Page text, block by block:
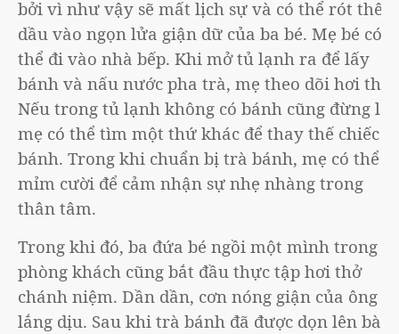
bởi vì như vậy sẽ mất lịch sự và có thể rót thêm
dầu vào ngọn lửa giận dữ của ba bé. Mẹ bé có
thể đi vào nhà bếp. Khi mở tủ lạnh ra để lấy
bánh và nấu nước pha trà, mẹ theo dõi hơi thở.
Nếu trong tủ lạnh không có bánh cũng đừng lo,
mẹ có thể tìm một thứ khác để thay thế chiếc
bánh. Trong khi chuẩn bị trà bánh, mẹ có thể
mỉm cười để cảm nhận sự nhẹ nhàng trong
thân tâm.
Trong khi đó, ba đứa bé ngồi một mình trong
phòng khách cũng bắt đầu thực tập hơi thở
chánh niệm. Dần dần, cơn nóng giận của ông
lắng dịu. Sau khi trà bánh đã được dọn lên bàn,